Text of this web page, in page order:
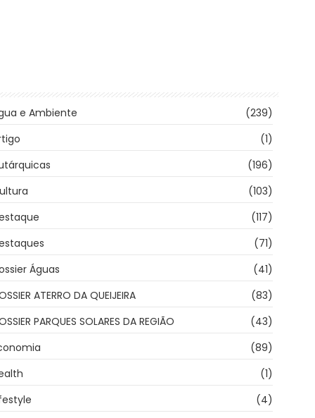
e Ambiente
(239)
(1)
(196)
(103)
(117)
(71)
Águas
(41)
ATERRO DA QUEIJEIRA
(83)
PARQUES SOLARES DA REGIÃO
(43)
(89)
(1)
(4)